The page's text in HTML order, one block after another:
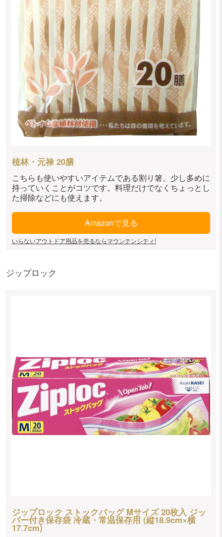
植林・元禄 20膳
こちらも使いやすいアイテムである割り箸。少し多めに
持っていくことがコツです。料理だけでなくちょっとし
た掃除などにも使えます。
Amazonで見る
いらないアウトドア用品を売るならマウンテンシティ!
ジップロック
ジップロック ストックバッグ Mサイズ 20枚入 ジッ
パー付き保存袋 冷蔵・常温保存用 (縦18.9cm×横
17.7cm)